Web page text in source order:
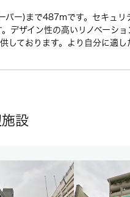
ー)まで487mです。セキュリ
デザイン性の高いリノベーシ
しております。より自分に適し
設